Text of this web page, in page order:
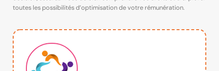
toutes les possibilités d’optimisation de votre rémunération.